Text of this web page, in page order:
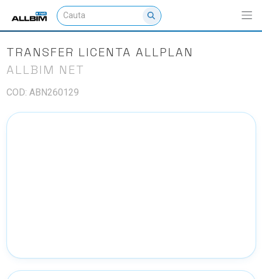
TRANSFER LICENTA ALLPLAN
ALLBIM NET
COD: ABN260129